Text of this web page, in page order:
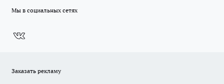
Мы в социальных сетях
Заказать рекламу